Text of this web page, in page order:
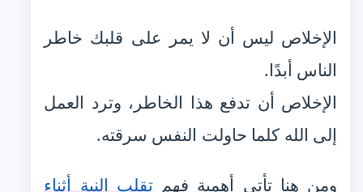
الإخلاص ليس أن لا يمر على قلبك خاطر
الناس أبدًا.
الإخلاص أن تدفع هذا الخاطر، وترد العمل
إلى الله كلما حاولت النفس سرقته.
ومن هنا تأتي أهمية فهمتقلب النية أثناء